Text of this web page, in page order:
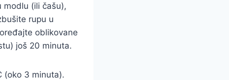
modlu (ili čašu),
rupu u
oblikovane
još 20 minuta.
(oko 3 minuta).